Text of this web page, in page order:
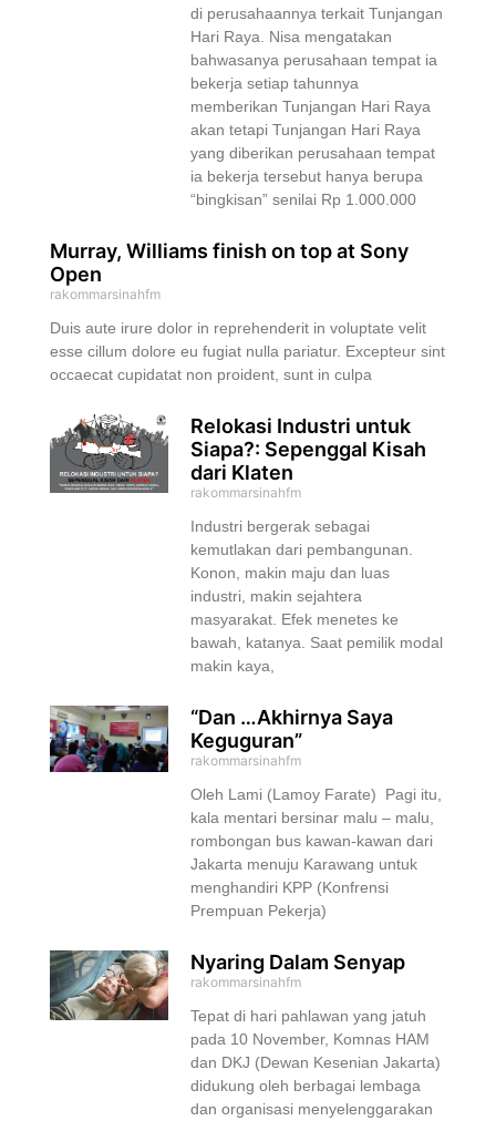
di perusahaannya terkait Tunjangan
Hari Raya. Nisa mengatakan
bahwasanya perusahaan tempat ia
bekerja setiap tahunnya
memberikan Tunjangan Hari Raya
akan tetapi Tunjangan Hari Raya
yang diberikan perusahaan tempat
ia bekerja tersebut hanya berupa
“bingkisan” senilai Rp 1.000.000
Murray, Williams finish on top at Sony
Open
rakommarsinahfm
Duis aute irure dolor in reprehenderit in voluptate velit
esse cillum dolore eu fugiat nulla pariatur. Excepteur sint
occaecat cupidatat non proident, sunt in culpa
Relokasi Industri untuk
Siapa?: Sepenggal Kisah
dari Klaten
rakommarsinahfm
Industri bergerak sebagai
kemutlakan dari pembangunan.
Konon, makin maju dan luas
industri, makin sejahtera
masyarakat. Efek menetes ke
bawah, katanya. Saat pemilik modal
makin kaya,
“Dan …Akhirnya Saya
Keguguran”
rakommarsinahfm
Oleh Lami (Lamoy Farate) Pagi itu,
kala mentari bersinar malu – malu,
rombongan bus kawan-kawan dari
Jakarta menuju Karawang untuk
menghandiri KPP (Konfrensi
Prempuan Pekerja)
Nyaring Dalam Senyap
rakommarsinahfm
Tepat di hari pahlawan yang jatuh
pada 10 November, Komnas HAM
dan DKJ (Dewan Kesenian Jakarta)
didukung oleh berbagai lembaga
dan organisasi menyelenggarakan